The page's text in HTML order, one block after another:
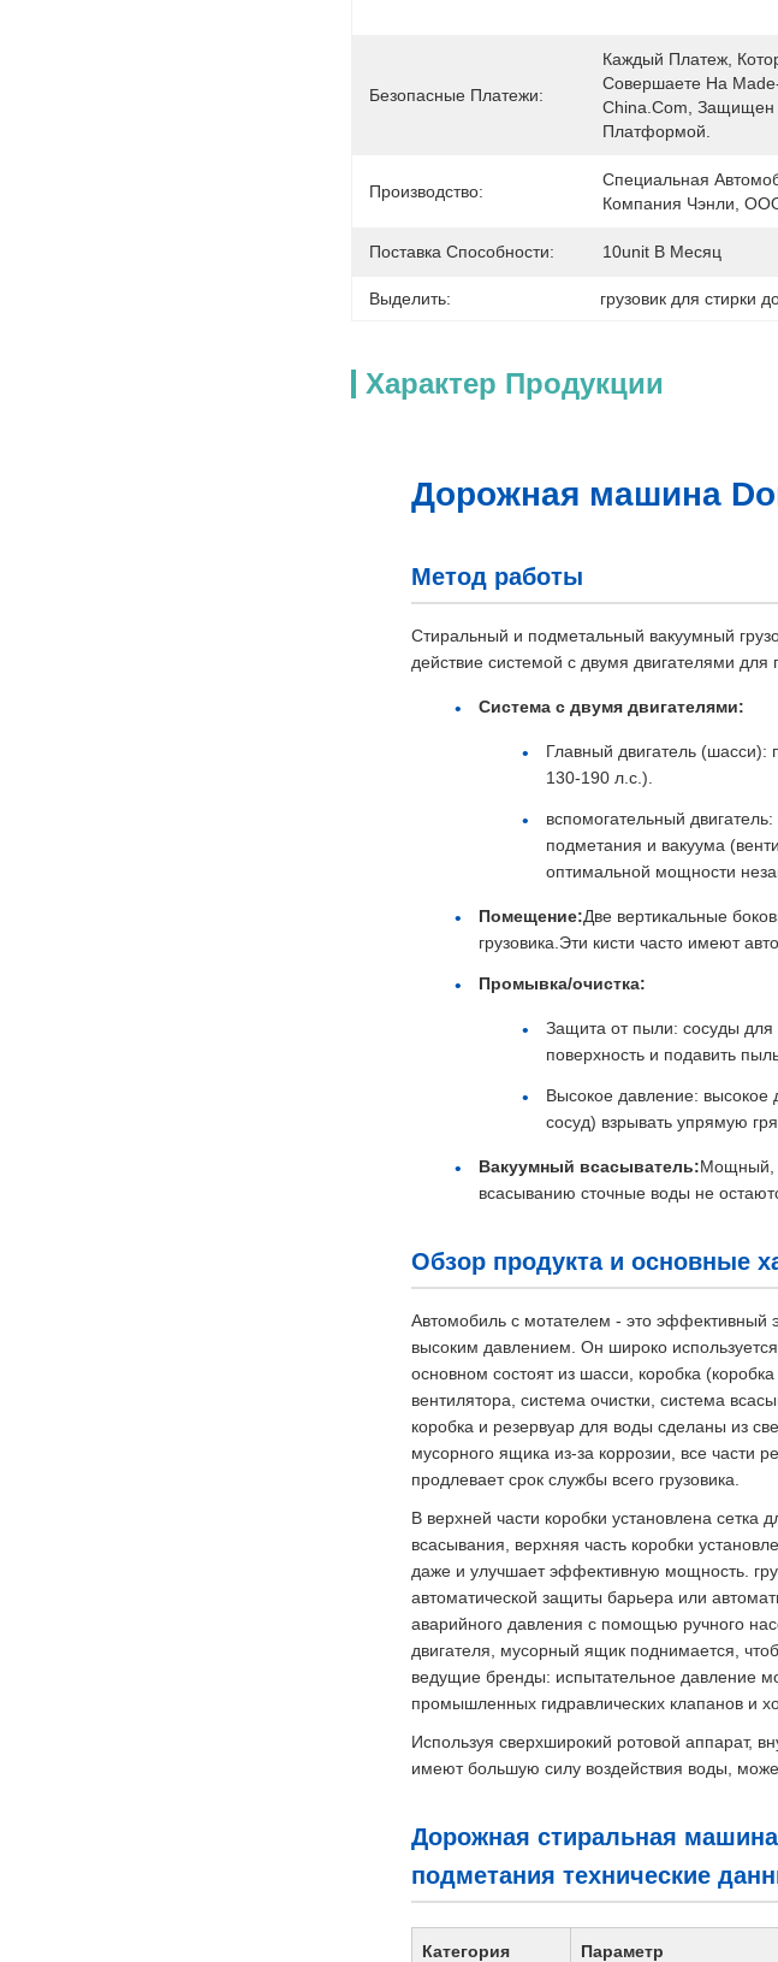
Безопасные Платежи:
Каждый Платеж,
Совершаете На
China.com, Защищен
Платформой.
Производство:
Специальная
Компания Чэнли,
Поставка Способности: 10unit В Месяц
Выделить: грузовик для стирки
Характер Продукции
Дорожная машина
Метод работы
Стиральный и подметальный вакуумный
действие системой с двумя двигателями
Система с двумя двигателями:
Главный двигатель (шасси):
130-190 л.с.).
вспомогательный
подметания и вакуума
оптимальной мощности
Помещение:Две вертикальные
грузовика.Эти кисти часто имеют
Промывка/очистка:
Защита от пыли: сосуды
поверхность и подавить
Высокое давление: высокое
сосуд) взрывать упрямую
Вакуумный всасыватель:Мощный,
всасыванию сточные воды не
Обзор продукта и основные
Автомобиль с мотателем - это эффективный
высоким давлением. Он широко
основном состоят из шасси, коробка
вентилятора, система очистки, система
коробка и резервуар для воды сделаны из
мусорного ящика из-за коррозии, все части
продлевает срок службы всего грузовика.
В верхней части коробки установлена
всасывания, верхняя часть коробки
даже и улучшает эффективную мощность.
автоматической защиты барьера или
аварийного давления с помощью ручного
двигателя, мусорный ящик поднимается,
ведущие бренды: испытательное давление
промышленных гидравлических клапанов и
Используя сверхширокий ротовой аппарат,
имеют большую силу воздействия воды,
Дорожная стиральная
подметания технические
Категория Параметр